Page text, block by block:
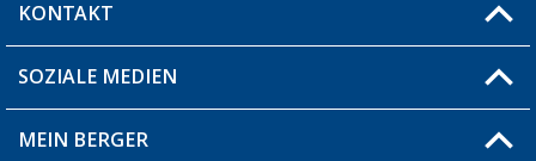
KONTAKT
Du hast eine Frage?
Filiale finden
SOZIALE MEDIEN
MEIN BERGER